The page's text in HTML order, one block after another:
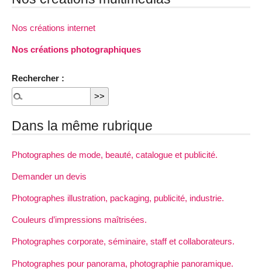
Nos créations internet
Nos créations photographiques
Rechercher :
Dans la même rubrique
Photographes de mode, beauté, catalogue et publicité.
Demander un devis
Photographes illustration, packaging, publicité, industrie.
Couleurs d’impressions maîtrisées.
Photographes corporate, séminaire, staff et collaborateurs.
Photographes pour panorama, photographie panoramique.